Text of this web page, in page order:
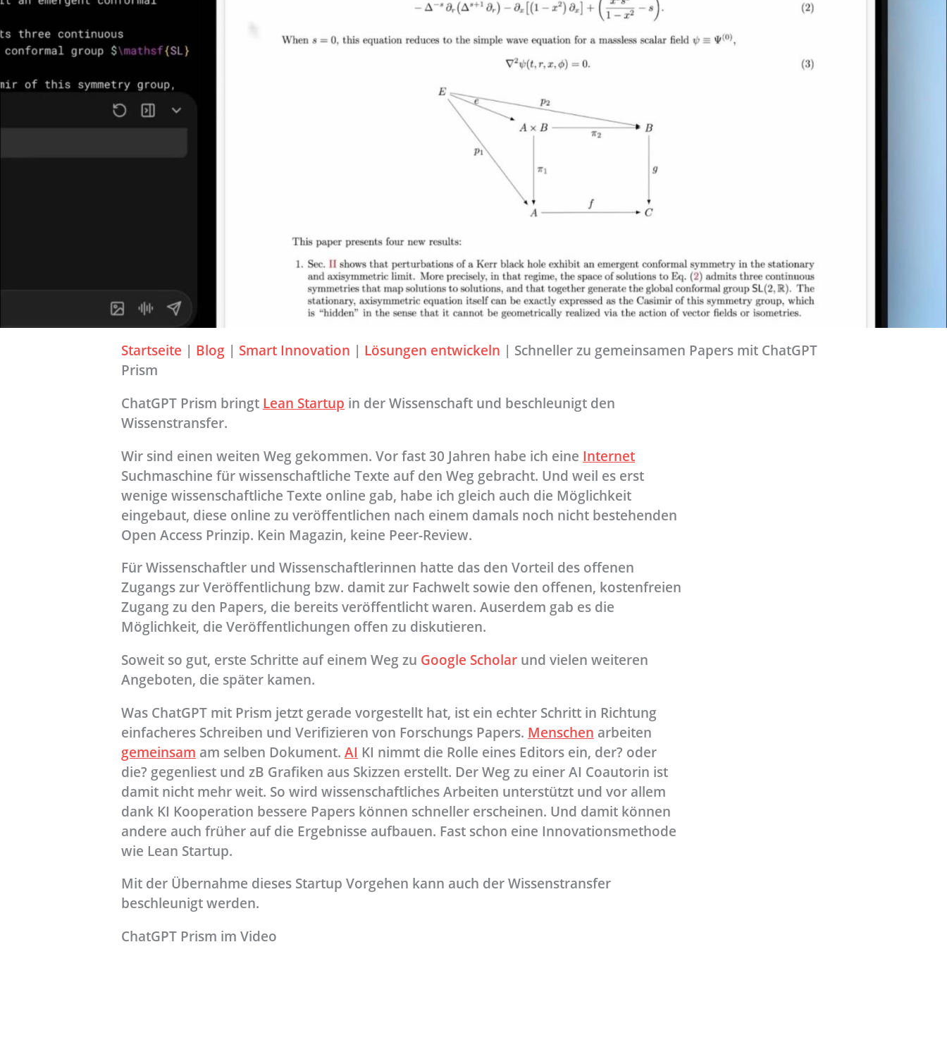
Startseite | Blog | Smart Innovation | Lösungen entwickeln | Schneller zu gemeinsamen Papers mit ChatGPT
Prism
ChatGPT Prism bringt Lean Startup in der Wissenschaft und beschleunigt den
Wissenstransfer.
Wir sind einen weiten Weg gekommen. Vor fast 30 Jahren habe ich eine Internet
Suchmaschine für wissenschaftliche Texte auf den Weg gebracht. Und weil es erst
wenige wissenschaftliche Texte online gab, habe ich gleich auch die Möglichkeit
eingebaut, diese online zu veröffentlichen nach einem damals noch nicht bestehenden
Open Access Prinzip. Kein Magazin, keine Peer-Review.
Für Wissenschaftler und Wissenschaftlerinnen hatte das den Vorteil des offenen
Zugangs zur Veröffentlichung bzw. damit zur Fachwelt sowie den offenen, kostenfreien
Zugang zu den Papers, die bereits veröffentlicht waren. Auserdem gab es die
Möglichkeit, die Veröffentlichungen offen zu diskutieren.
Soweit so gut, erste Schritte auf einem Weg zu Google Scholar und vielen weiteren
Angeboten, die später kamen.
Was ChatGPT mit Prism jetzt gerade vorgestellt hat, ist ein echter Schritt in Richtung
einfacheres Schreiben und Verifizieren von Forschungs Papers. Menschen arbeiten
gemeinsam am selben Dokument. AI KI nimmt die Rolle eines Editors ein, der? oder
die? gegenliest und zB Grafiken aus Skizzen erstellt. Der Weg zu einer AI Coautorin ist
damit nicht mehr weit. So wird wissenschaftliches Arbeiten unterstützt und vor allem
dank KI Kooperation bessere Papers können schneller erscheinen. Und damit können
andere auch früher auf die Ergebnisse aufbauen. Fast schon eine Innovationsmethode
wie Lean Startup.
Mit der Übernahme dieses Startup Vorgehen kann auch der Wissenstransfer
beschleunigt werden.
ChatGPT Prism im Video